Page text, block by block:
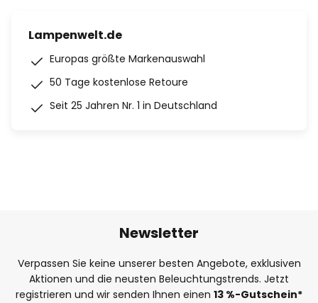
Lampenwelt.de
Europas größte Markenauswahl
50 Tage kostenlose Retoure
Seit 25 Jahren Nr. 1 in Deutschland
Newsletter
Verpassen Sie keine unserer besten Angebote, exklusiven
Aktionen und die neusten Beleuchtungstrends. Jetzt
registrieren und wir senden Ihnen einen 13 %-Gutschein*